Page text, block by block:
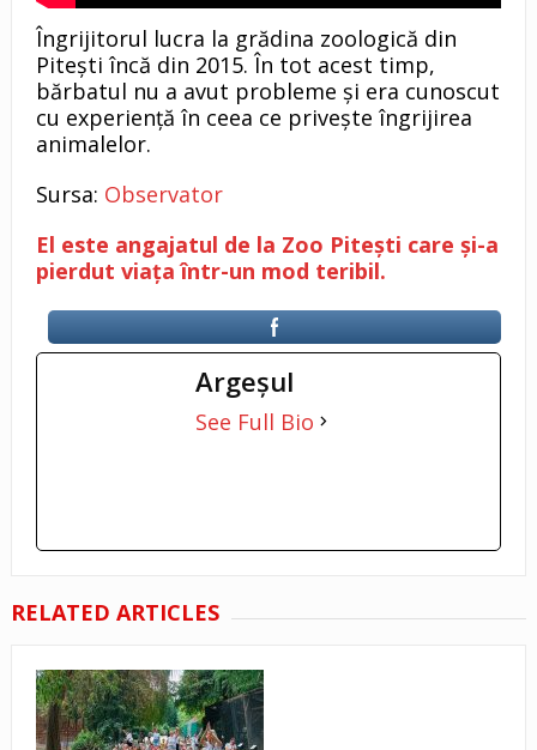
Îngrijitorul lucra la grădina zoologică din
Pitești încă din 2015. În tot acest timp,
bărbatul nu a avut probleme și era cunoscut
cu experiență în ceea ce privește îngrijirea
animalelor.
Sursa: Observator
El este angajatul de la Zoo Pitești care și-a
pierdut viața într-un mod teribil.
Argeşul
See Full Bio
RELATED ARTICLES